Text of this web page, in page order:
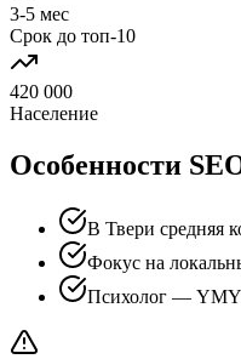
3-5 мес
Срок до топ-10
420 000
Население
Особенности
В Твери средняя
Фокус на
Психолог —